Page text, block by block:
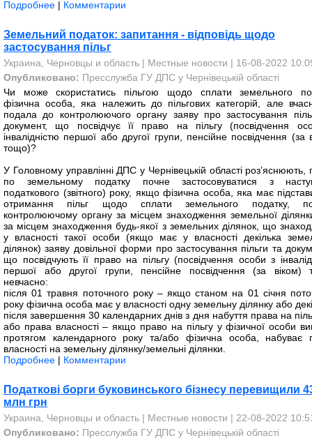
Подробнее | Комментарии
Земельний податок: запитання - відповідь щодо
застосування пільг
Украина, Черновцы и область | Местные новости | 16-08-2022
Опубликовано: Пресслужба ГУ ДПС у Чернівецькій області
Чи може скористатись пільгою щодо сплати земельного
фізична особа, яка належить до пільгових категорій, але
подала до контролюючого органу заяву про застосування
документ, що посвідчує її право на пільгу (посвідчення
інвалідністю першої або другої групи, пенсійне посвідчення (за
тощо)?
У Головному управлінні ДПС у Чернівецькій області роз’яснюють,
по земельному податку почне застосовуватися з
податкового (звітного) року, якщо фізична особа, яка має
отримання пільг щодо сплати земельного податку,
контролюючому органу за місцем знаходження земельної
за місцем знаходження будь-якої з земельних ділянок, що
у власності такої особи (якщо має у власності декілька
ділянок) заяву довільної форми про застосування пільги та
що посвідчують її право на пільгу (посвідчення особи з
першої або другої групи, пенсійне посвідчення (за віком)
невчасно:
після 01 травня поточного року – якщо станом на 01 січня
року фізична особа має у власності одну земельну ділянку або
після завершення 30 календарних днів з дня набуття права на
або права власності – якщо право на пільгу у фізичної особи
протягом календарного року та/або фізична особа, набуває
власності на земельну ділянку/земельні ділянки.
Подробнее | Комментарии
Податкові борги буковинського бізнесу перевищили
млн грн
Украина, Черновцы и область | Местные новости | 22-08-2022
Опубликовано: Пресслужба ГУ ДПС у Чернівецькій області